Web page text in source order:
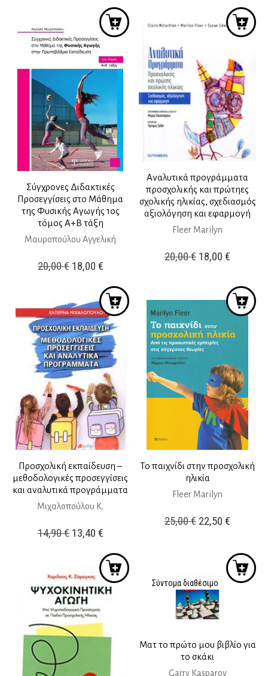
9,54 €.
τιμή
είναι:
8,58 €.
9,90 €.
τιμή
είναι:
9,00 €.
Σύγχρονες Διδακτικές
Προσεγγίσεις στο Μάθημα
της Φυσικής Αγωγής 1ος
τόμος Α+Β τάξη
Μαυροπούλου Αγγελική
20,00€ Original
was:
20,00 €.
18,00 €Η
τιμή
είναι:
18,00 €.
Αναλυτικά προγράμματα
προσχολικής και πρώτηες
σχολικής ηλικίας, σχεδιασμός
αξιολόγηση και εφαρμογή
Fleer Marilyn
20,00€ Original
20,00 €.
18,00€
τιμή
είναι:
Προσχολική εκπαίδευση –
μεθοδολογικές προσεγγίσεις
και αναλυτικά προγράμματα
Μιχαλοπούλου Κ.
14,90€ Original
14,90 €.
13,40 €Η
τιμή
είναι:
Το παιχνίδι στην προσχολική
ηλικία
Fleer Marilyn
25,00€ Original
25,00 €.
22,50€
τιμή
είναι:
22,50 €.
Σύντομα διαθέσιμο
Ματ το πρώτο μου βιβλίο για
το σκάκι
Garry Kasparov